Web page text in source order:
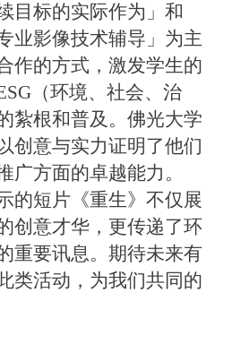
目标的实际作为」和
业影像技术辅导」为主
作的方式，激发学生的
（环境、社会、治
紮根和普及。佛光大学
创意与实力证明了他们
广方面的卓越能力。
的短片《重生》不仅展
创意才华，更传递了环
重要讯息。期待未来有
类活动，为我们共同的